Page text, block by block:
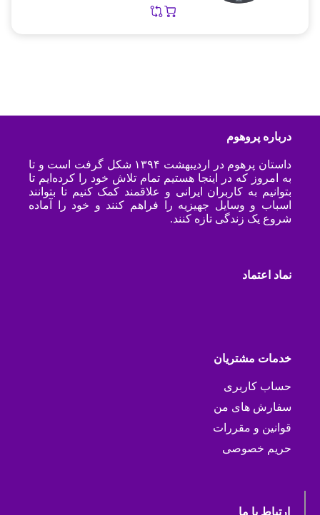
درباره پروهوم
داستان پرهوم در اردیبهشت ۱۳۹۴ شکل گرفت است و تا
به امروز که در اینجا هستیم تمام تلاش خود را کرده‌ایم تا
بتوانیم به کاربران ایرانی و علاقمند کمک کنیم تا بتوانند
اسباب و وسایل جهیزیه را فراهم کنند و خود را آماده
شروع یک زندگی تازه کنند.
نماد اعتماد
خدمات مشتریان
حساب کاربری
سفارش های من
قوانین و مقررات
حریم خصوصی
ارتباط با ما